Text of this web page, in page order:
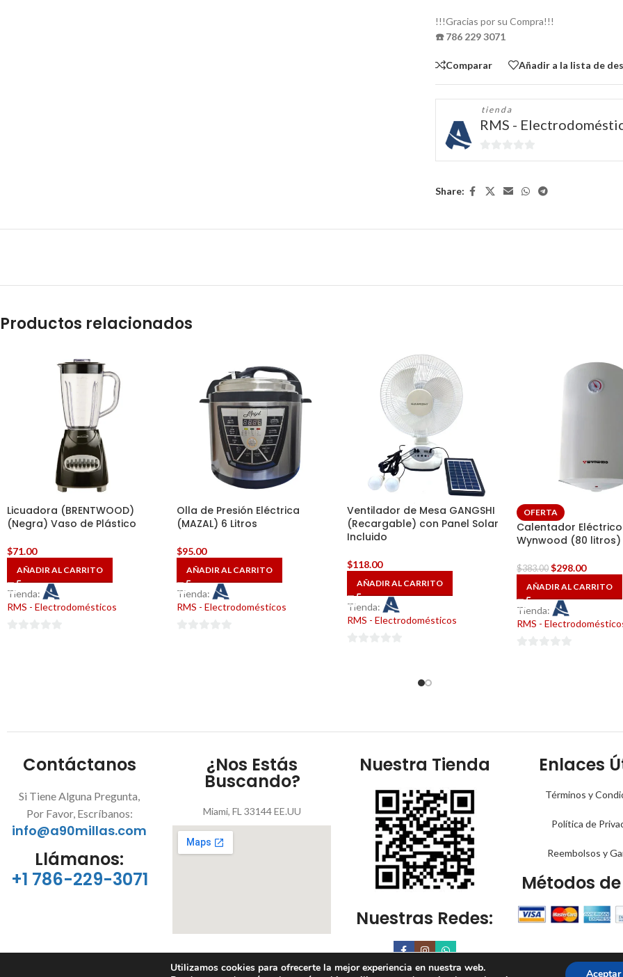
!!!Gracias por su Compra!!!
☎️ 786 229 3071
Comparar Añadir a la lista de
tienda
RMS -
0
Share:
Productos relacionados
Licuadora (BRENTWOOD)
(Negra) Vaso de Plástico
$71.00
AÑADIR AL CARRITO
Tienda:
RMS - Electrodomésticos
Olla de Presión Eléctrica
(MAZAL) 6 Litros
$95.00
AÑADIR AL CARRITO
Tienda:
RMS - Electrodomésticos
Ventilador de Mesa GANGSHI
(Recargable) con Panel Solar
Incluido
$118.00
AÑADIR AL CARRITO
Tienda:
RMS - Electrodomésticos
OFERTA
Calentador
Wynwood (80 litros)
$383.00 $298.00
AÑADIR AL CARRITO
Tienda:
RMS -
Contáctanos
Si Tiene Alguna Pregunta,
Por Favor, Escríbanos:
info@a90millas.com
Llámanos:
+1 786-229-3071
¿Nos Estás
Buscando?
Miami, FL 33144 EE.UU
Nuestra Tienda
Nuestras Redes:
Enlaces
Términos y
Política de
Reembolsos y
Métodos
Utilizamos cookies para ofrecerte la mejor experiencia en nuestra web.
Aceptar